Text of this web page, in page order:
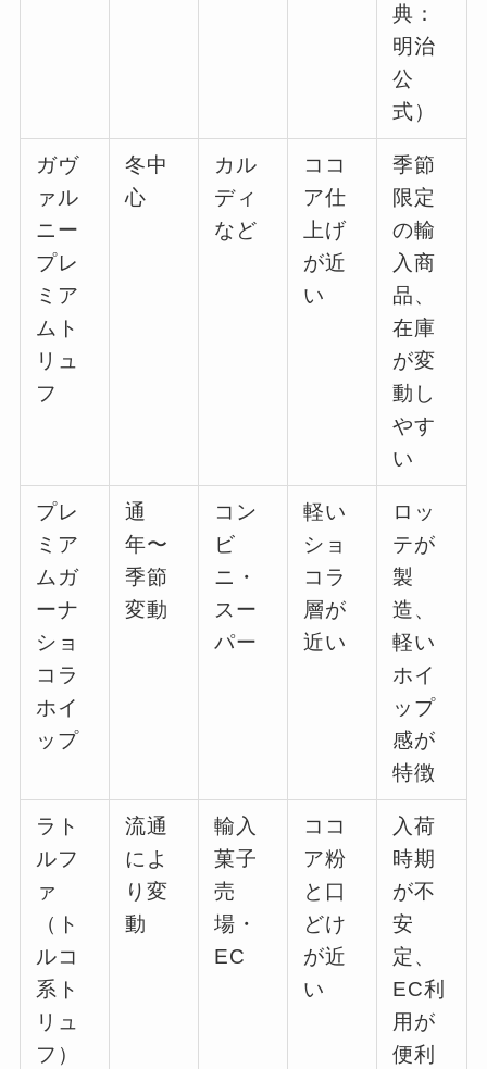
典：
明治
公
式）
ガヴ
ァル
ニー
プレ
ミア
ムト
リュ
フ
冬中
心
カル
ディ
など
ココ
ア仕
上げ
が近
い
季節
限定
の輸
入商
品、
在庫
が変
動し
やす
い
プレ
ミア
ムガ
ーナ
ショ
コラ
ホイ
ップ
通
年〜
季節
変動
コン
ビ
ニ・
スー
パー
軽い
ショ
コラ
層が
近い
ロッ
テが
製
造、
軽い
ホイ
ップ
感が
特徴
ラト
ルフ
ァ
（ト
ルコ
系ト
リュ
フ）
流通
によ
り変
動
輸入
菓子
売
場・
EC
ココ
ア粉
と口
どけ
が近
い
入荷
時期
が不
安
定、
EC利
用が
便利